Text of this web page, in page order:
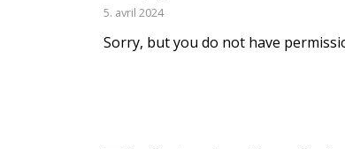
5. avril 2024
Sorry, but you do not have